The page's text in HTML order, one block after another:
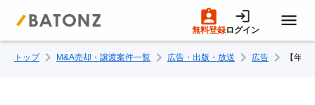
無料登録ログイン
トップページ
トップ M&A売却・譲渡案件一覧 広告・出版・放送 広告 【年